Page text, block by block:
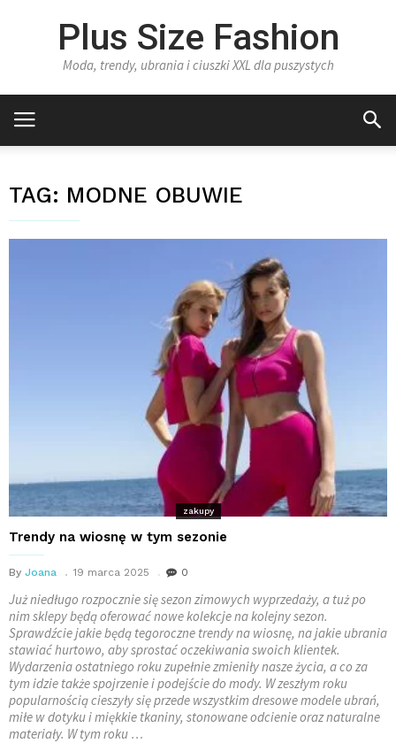
Plus Size Fashion
Moda, trendy, ubrania i ciuszki XXL dla puszystych
TAG: MODNE OBUWIE
zakupy
Trendy na wiosnę w tym sezonie
By Joana 19 marca 2025 0
Już niedługo rozpocznie się sezon zimowych wyprzedaży, a tuż po
nim sklepy będą oferować nowe kolekcje na kolejny sezon.
Sprawdźcie jakie będą tegoroczne trendy na wiosnę, na jakie ubrania
stawiać hurtowo, aby sprostać oczekiwania swoich klientek.
Wydarzenia ostatniego roku zupełnie zmieniły nasze życia, a co za
tym idzie także spojrzenie i podejście do mody. W zeszłym roku
popularnością cieszyły się przede wszystkim dresowe modele ubrań,
miłe w dotyku i miękkie tkaniny, stonowane odcienie oraz naturalne
materiały. W tym roku …